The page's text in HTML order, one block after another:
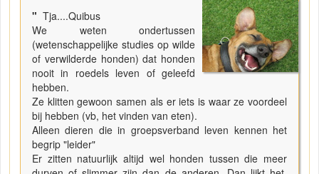
" Tja....Quibus
We weten ondertussen
(wetenschappelijke studies op wilde
of verwilderde honden) dat honden
nooit in roedels leven of geleefd
hebben.
Ze klitten gewoon samen als er iets is waar ze voordeel
bij hebben (vb, het vinden van eten).
Alleen dieren die in groepsverband leven kennen het
begrip "leider"
Er zitten natuurlijk altijd wel honden tussen die meer